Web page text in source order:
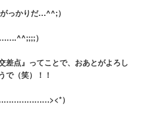
がっかりだ…^^;）
…….^^;;;;）
差点』ってことで、おあとがよろし
で（笑）！！
）